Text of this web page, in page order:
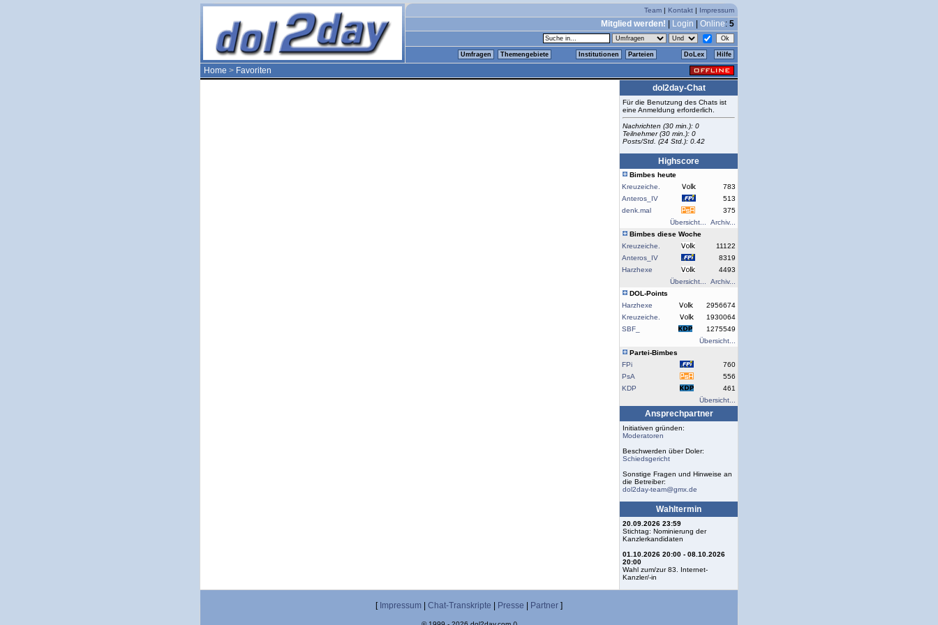
Team | Kontakt | Impressum
Mitglied werden! Login Online: 5
Umfragen Themengebiete Institutionen Parteien DoLex Hilfe
Home > Favoriten
dol2day-Chat
Für die Benutzung des Chats ist
eine Anmeldung erforderlich.
Nachrichten (30 min.): 0
Teilnehmer (30 min.): 0
Posts/Std. (24 Std.): 0.42
Highscore
Bimbes heute
Kreuzeiche.
783
Anteros_IV
513
denk.mal
375
Übersicht...
Archiv...
Bimbes diese Woche
Kreuzeiche.
11122
Anteros_IV
8319
Harzhexe
4493
Übersicht...
Archiv...
DOL-Points
Harzhexe
2956674
Kreuzeiche.
1930064
SBF_
1275549
Übersicht...
Partei-Bimbes
FPi
760
PsA
556
KDP
461
Übersicht...
Ansprechpartner
Initiativen gründen:
Moderatoren
Beschwerden über Doler:
Schiedsgericht
Sonstige Fragen und Hinweise an
die Betreiber:
dol2day-team@gmx.de
Wahltermin
20.09.2026 23:59
Stichtag: Nominierung der
Kanzlerkandidaten
01.10.2026 20:00 - 08.10.2026
20:00
Wahl zum/zur 83. Internet-
Kanzler/-in
[ Impressum Chat-Transkripte Presse Partner ]